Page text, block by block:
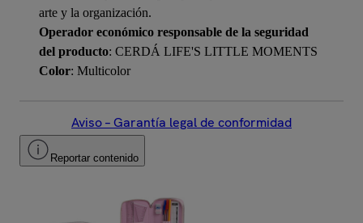
arte y la organización.
Operador económico responsable de la seguridad
del producto: CERDÁ LIFE'S LITTLE MOMENTS
Color: Multicolor
Aviso – Garantía legal de conformidad
Reportar contenido